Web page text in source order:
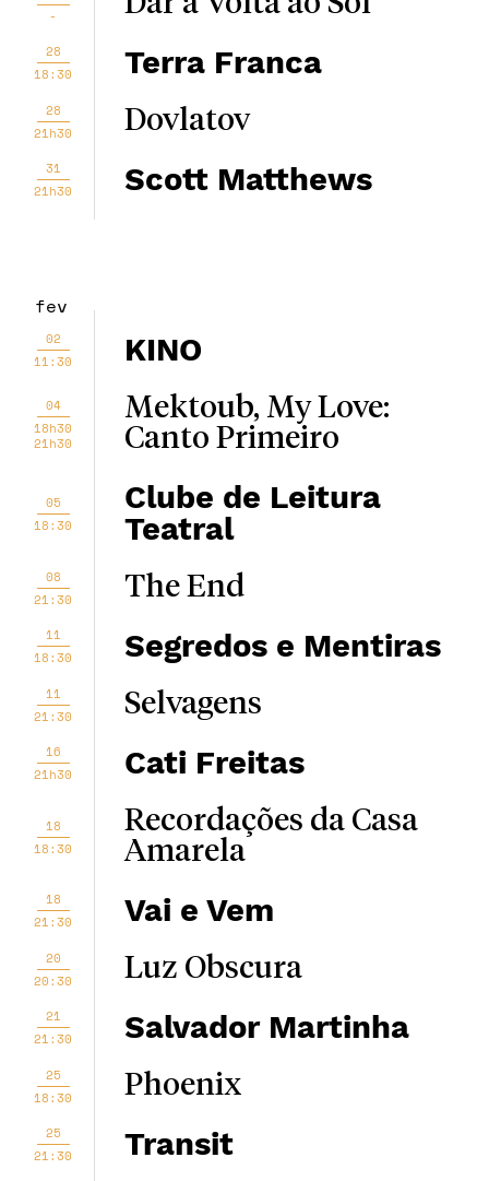
-
28
18:30
Terra Franca
28
21h30
Dovlatov
31
21h30
Scott Matthews
fev
02
11:30
KINO
04
18h30
21h30
Mektoub, My Love:
Canto Primeiro
05
18:30
Clube de Leitura
Teatral
08
21:30
The End
11
18:30
Segredos e Mentiras
11
21:30
Selvagens
16
21h30
Cati Freitas
18
18:30
Recordações da Casa
Amarela
18
21:30
Vai e Vem
20
20:30
Luz Obscura
21
21:30
Salvador Martinha
25
18:30
Phoenix
25
21:30
Transit